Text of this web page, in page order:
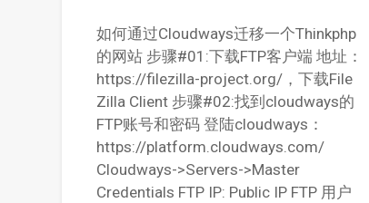
如何通过Cloudways迁移一个Thinkphp
的网站 步骤#01:下载FTP客户端 地址：
https://filezilla-project.org/，下载File
Zilla Client 步骤#02:找到cloudways的
FTP账号和密码 登陆cloudways：
https://platform.cloudways.com/
Cloudways->Servers->Master
Credentials FTP IP: Public IP FTP 用户